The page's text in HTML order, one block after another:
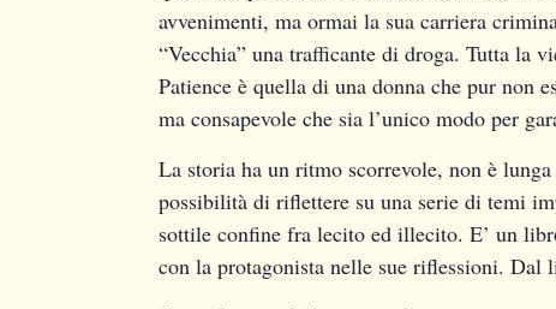
avvenimenti, ma ormai la sua carriera
“Vecchia” una trafficante di droga. Tutta la
Patience è quella di una donna che pur non
ma consapevole che sia l’unico modo per
La storia ha un ritmo scorrevole, non è
possibilità di riflettere su una serie di temi
sottile confine fra lecito ed illecito. E’ un
con la protagonista nelle sue riflessioni. Dal